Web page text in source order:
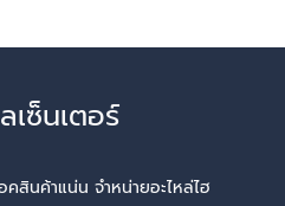
ซ็นเตอร์
สินค้าแน่น จำหน่ายอะไหล่ไฮ